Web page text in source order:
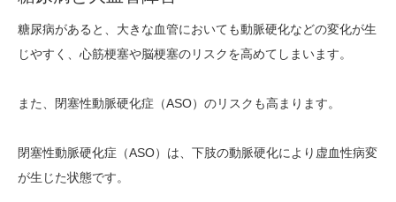
糖尿病があると、大きな血管においても動脈硬化などの変化が生
じやすく、心筋梗塞や脳梗塞のリスクを高めてしまいます。
また、閉塞性動脈硬化症（ASO）のリスクも高まります。
閉塞性動脈硬化症（ASO）は、下肢の動脈硬化により虚血性病変
が生じた状態です。